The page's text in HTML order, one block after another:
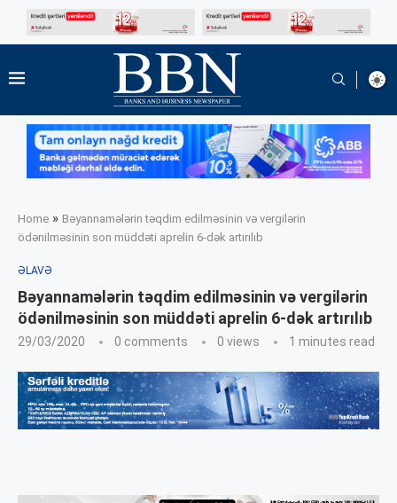
Home » Bəyannamələrin təqdim edilməsinin və vergilərin
ödənilməsinin son müddəti aprelin 6-dək artırılıb
ƏLAVƏ
Bəyannamələrin təqdim edilməsinin və vergilərin
ödənilməsinin son müddəti aprelin 6-dək artırılıb
29/03/2020 0 comments 0 views 1 minutes read